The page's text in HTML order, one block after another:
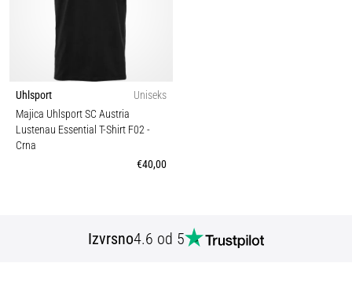
Uhlsport
Uniseks
Majica Uhlsport SC Austria
Lustenau Essential T-Shirt F02-
Crna
€40,00
Izvrsno4.6 od 5